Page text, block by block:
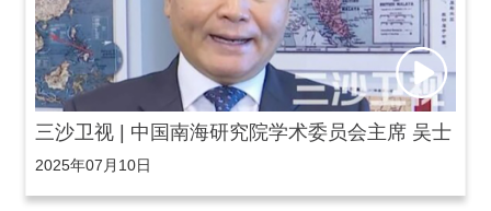
三沙卫视 | 中国南海研究院学术委员会主席 吴士
存:要谈南海问题我们必须还原历史真相，南海仲
2025年07月10日